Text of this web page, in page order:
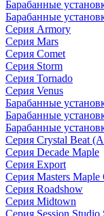
Барабанные
Барабанные
Серия Armory
Серия Mars
Серия Comet
Серия Storm
Серия Tornado
Серия Venus
Барабанные
Барабанные
Барабанные
Серия Crystal Beat
Серия Decade Maple
Серия Export
Серия Masters Maple
Серия Roadshow
Серия Midtown
Серия Session Studio